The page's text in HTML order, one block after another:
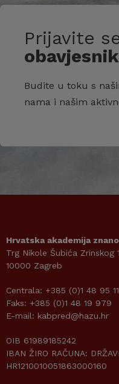
Prijavite
Budite u toku s
nama i našim
Hrvatska akademija
Trg Nikole Šubića Zrinskog
10000 Zagreb
Centrala: +385 (0)1 48 95
Faks: +385 (0)1 48 19 979
E-mail: kabpred@hazu.hr
OIB 61989185242
IBAN ŽIRO RAČUNA:
HR1210010051863000160